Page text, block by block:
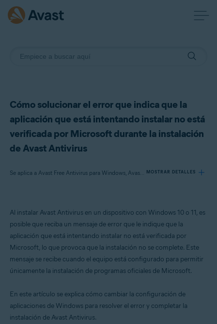
Cómo solucionar el error que indica que la
aplicación que está intentando instalar no está
verificada por Microsoft durante la instalación
de Avast Antivirus
Se aplica a Avast Free Antivirus para Windows, Avast Premium Security para Windows MOSTRAR DETALLES
Productos:
Avast Free Antivirus 24.x para Windows
Sistemas operativos:
Microsoft Windows 10 Home/Pro/Enterprise/Education - 32 o 64 bits
Al instalar Avast Antivirus en un dispositivo con Windows 10 o 11, es
posible que reciba un mensaje de error que le indique que la
aplicación que está intentando instalar no está verificada por
Microsoft, lo que provoca que la instalación no se complete. Este
mensaje se recibe cuando el equipo está configurado para permitir
únicamente la instalación de programas oficiales de Microsoft.
En este artículo se explica cómo cambiar la configuración de
aplicaciones de Windows para resolver el error y completar la
instalación de Avast Antivirus.